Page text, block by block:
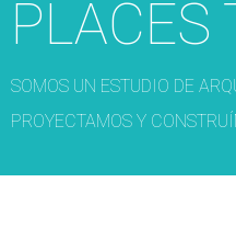
PLACES
SOMOS UN ESTUDIO DE
PROYECTAMOS Y